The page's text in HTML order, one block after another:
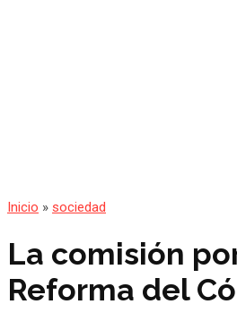
Inicio » sociedad
La comisión
Reforma del